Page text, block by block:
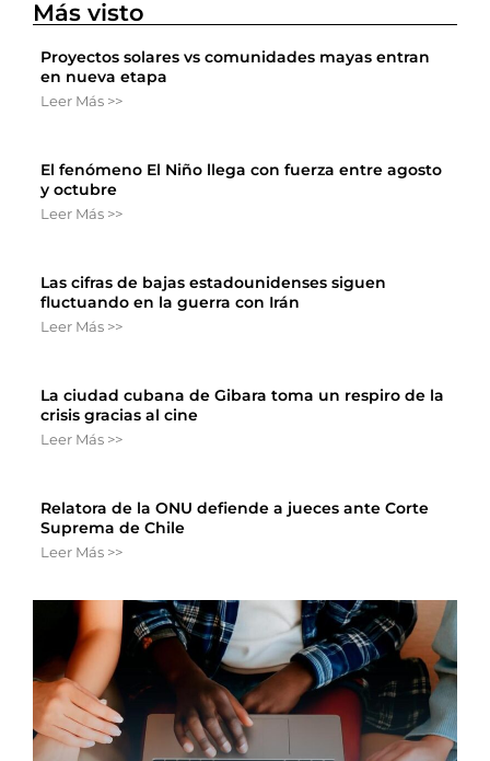
Más visto
Proyectos solares vs comunidades mayas entran
en nueva etapa
Leer Más >>
El fenómeno El Niño llega con fuerza entre agosto
y octubre
Leer Más >>
Las cifras de bajas estadounidenses siguen
fluctuando en la guerra con Irán
Leer Más >>
La ciudad cubana de Gibara toma un respiro de la
crisis gracias al cine
Leer Más >>
Relatora de la ONU defiende a jueces ante Corte
Suprema de Chile
Leer Más >>